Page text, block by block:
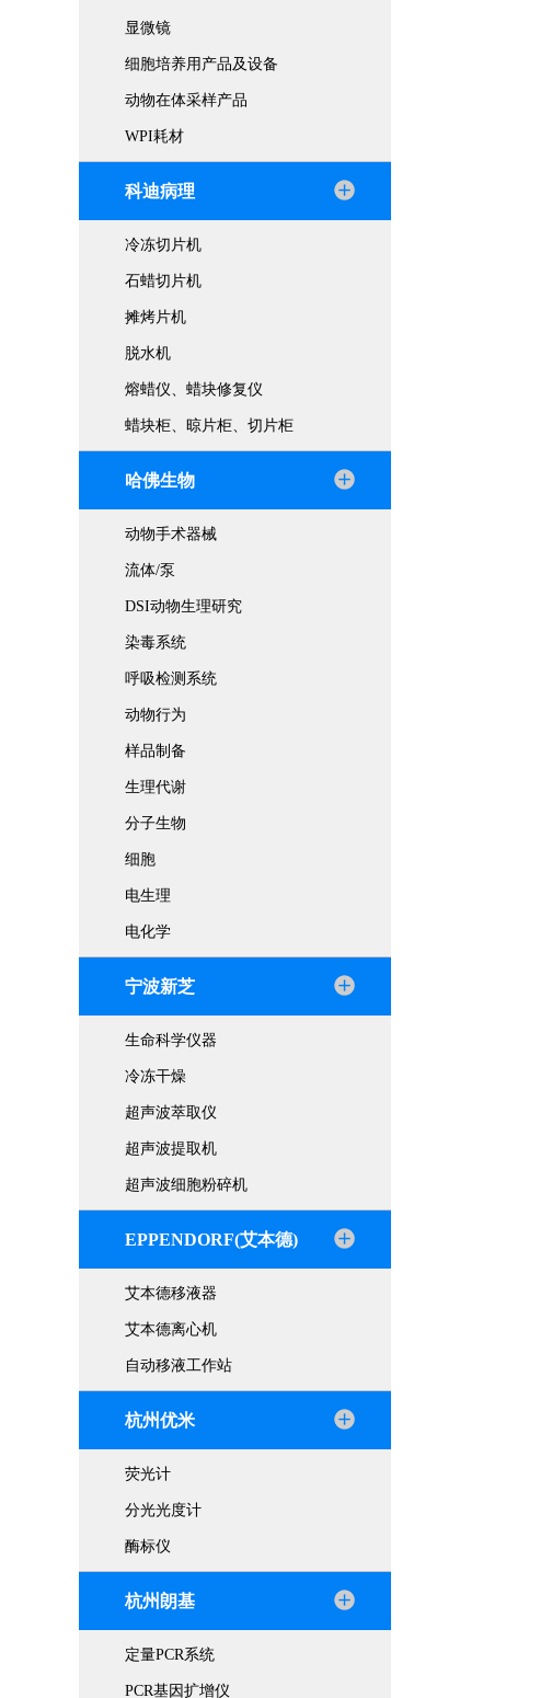
显微镜
细胞培养用产品及设备
动物在体采样产品
WPI耗材
科迪病理
冷冻切片机
石蜡切片机
摊烤片机
脱水机
熔蜡仪、蜡块修复仪
蜡块柜、晾片柜、切片柜
哈佛生物
动物手术器械
流体/泵
DSI动物生理研究
染毒系统
呼吸检测系统
动物行为
样品制备
生理代谢
分子生物
细胞
电生理
电化学
宁波新芝
生命科学仪器
冷冻干燥
超声波萃取仪
超声波提取机
超声波细胞粉碎机
EPPENDORF(艾本德)
艾本德移液器
艾本德离心机
自动移液工作站
杭州优米
荧光计
分光光度计
酶标仪
杭州朗基
定量PCR系统
PCR基因扩增仪